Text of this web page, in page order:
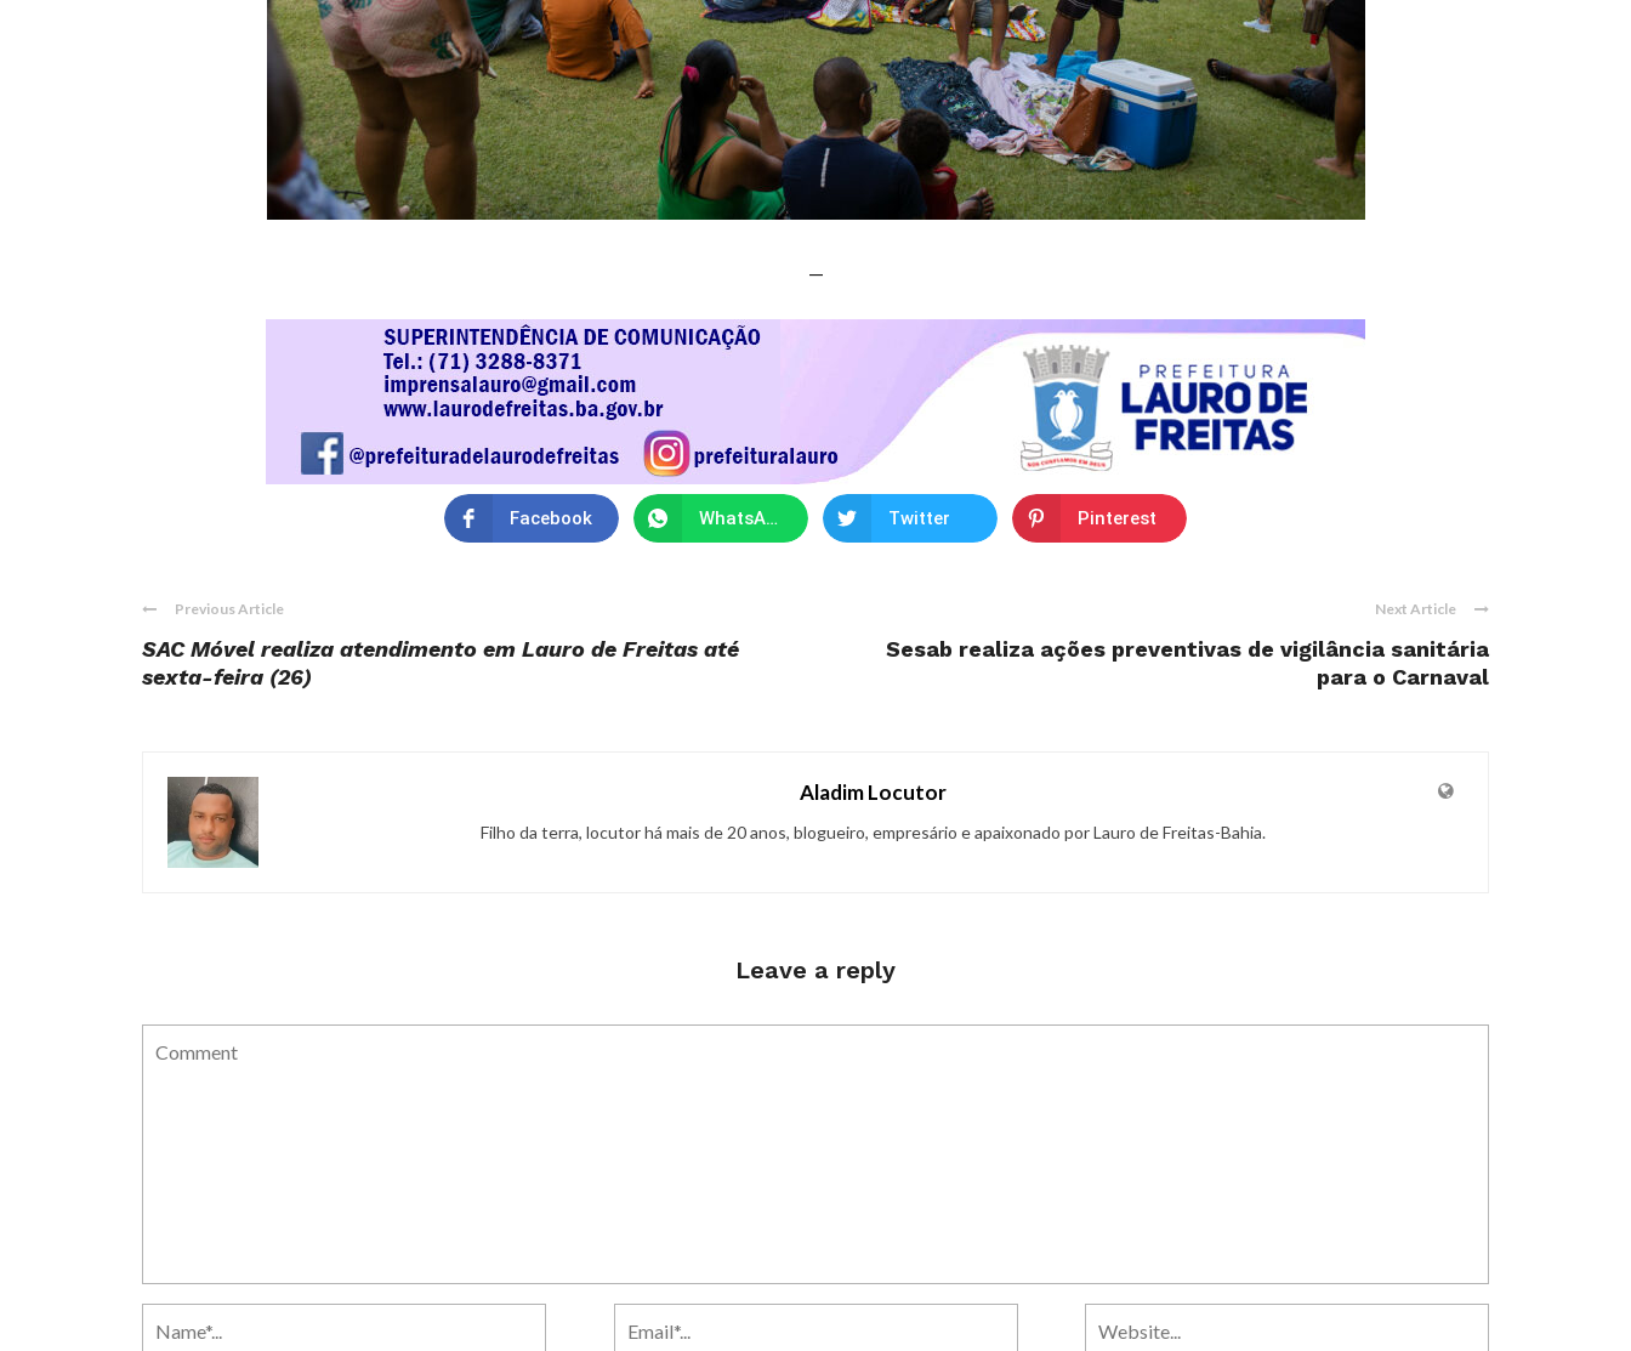
—
Facebook WhatsApp Twitter Pinterest
Previous Article
SAC Móvel realiza atendimento em Lauro de Freitas até
sexta-feira (26)
Next Article
Sesab realiza ações preventivas de vigilância sanitária
para o Carnaval
Aladim Locutor
Filho da terra, locutor há mais de 20 anos, blogueiro, empresário e apaixonado por Lauro de Freitas-Bahia.
Leave a reply